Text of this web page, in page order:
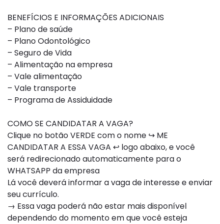
BENEFÍCIOS E INFORMAÇÕES ADICIONAIS
– Plano de saúde
– Plano Odontológico
– Seguro de Vida
– Alimentação na empresa
– Vale alimentação
– Vale transporte
– Programa de Assiduidade
COMO SE CANDIDATAR A VAGA?
Clique no botão VERDE com o nome ↪ ME
CANDIDATAR A ESSA VAGA ↩ logo abaixo, e você
será redirecionado automaticamente para o
WHATSAPP da empresa
Lá você deverá informar a vaga de interesse e enviar
seu currículo.
→ Essa vaga poderá não estar mais disponível
dependendo do momento em que você esteja